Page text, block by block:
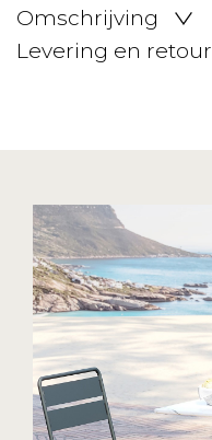
Omschrijving
Levering en retour